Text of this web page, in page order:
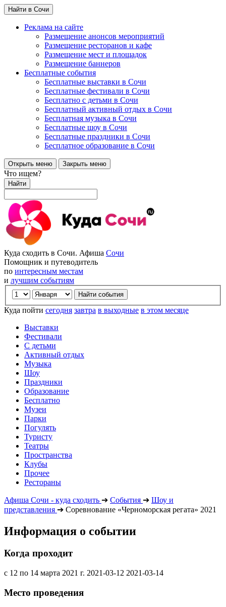
Найти в Сочи
Реклама на сайте
Размещение анонсов мероприятий
Размещение ресторанов и кафе
Размещение мест и площадок
Размещение баннеров
Бесплатные события
Бесплатные выставки в Сочи
Бесплатные фестивали в Сочи
Бесплатно с детьми в Сочи
Бесплатный активный отдых в Сочи
Бесплатная музыка в Сочи
Бесплатные шоу в Сочи
Бесплатные праздники в Сочи
Бесплатное образование в Сочи
Открыть меню Закрыть меню
Что ищем?
Найти
Куда сходить в Сочи. Афиша Сочи
Помощник и путеводитель
по интересным местам
и лучшим событиям
Куда пойти сегодня завтра в выходные в этом месяце
Выставки
Фестивали
С детьми
Активный отдых
Музыка
Шоу
Праздники
Образование
Бесплатно
Музеи
Парки
Погулять
Туристу
Театры
Пространства
Клубы
Прочее
Рестораны
Афиша Сочи - куда сходить ➔ События ➔ Шоу и
представления ➔ Соревнование «Черноморская регата» 2021
Информация о событии
Когда проходит
с 12 по 14 марта 2021 г. 2021-03-12 2021-03-14
Место проведения